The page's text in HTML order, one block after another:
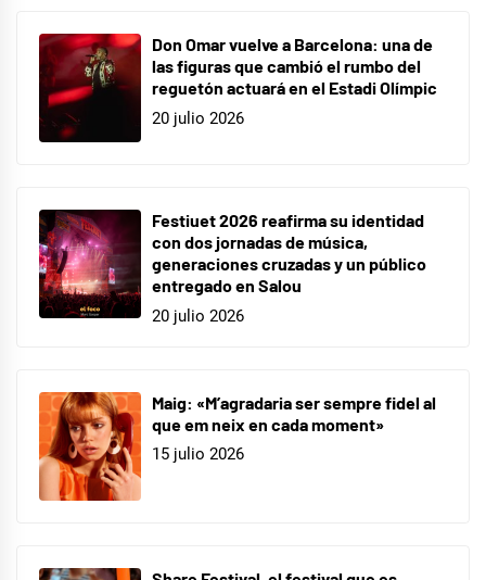
Don Omar vuelve a Barcelona: una de
las figuras que cambió el rumbo del
reguetón actuará en el Estadi Olímpic
20 julio 2026
Festiuet 2026 reafirma su identidad
con dos jornadas de música,
generaciones cruzadas y un público
entregado en Salou
20 julio 2026
Maig: «M’agradaria ser sempre fidel al
que em neix en cada moment»
15 julio 2026